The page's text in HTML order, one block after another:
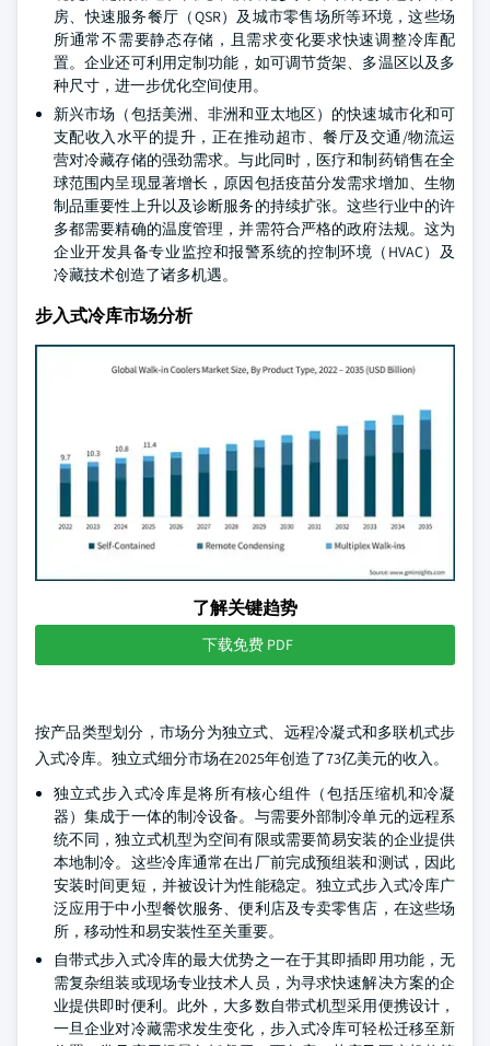
房、快速服务餐厅（QSR）及城市零售场所等环境，这些场
所通常不需要静态存储，且需求变化要求快速调整冷库配
置。企业还可利用定制功能，如可调节货架、多温区以及多
种尺寸，进一步优化空间使用。
新兴市场（包括美洲、非洲和亚太地区）的快速城市化和可
支配收入水平的提升，正在推动超市、餐厅及交通/物流运
营对冷藏存储的强劲需求。与此同时，医疗和制药销售在全
球范围内呈现显著增长，原因包括疫苗分发需求增加、生物
制品重要性上升以及诊断服务的持续扩张。这些行业中的许
多都需要精确的温度管理，并需符合严格的政府法规。这为
企业开发具备专业监控和报警系统的控制环境（HVAC）及
冷藏技术创造了诸多机遇。
步入式冷库市场分析
了解关键趋势
下载免费 PDF
按产品类型划分，市场分为独立式、远程冷凝式和多联机式步
入式冷库。独立式细分市场在2025年创造了73亿美元的收入。
独立式步入式冷库是将所有核心组件（包括压缩机和冷凝
器）集成于一体的制冷设备。与需要外部制冷单元的远程系
统不同，独立式机型为空间有限或需要简易安装的企业提供
本地制冷。这些冷库通常在出厂前完成预组装和测试，因此
安装时间更短，并被设计为性能稳定。独立式步入式冷库广
泛应用于中小型餐饮服务、便利店及专卖零售店，在这些场
所，移动性和易安装性至关重要。
自带式步入式冷库的最大优势之一在于其即插即用功能，无
需复杂组装或现场专业技术人员，为寻求快速解决方案的企
业提供即时便利。此外，大多数自带式机型采用便携设计，
一旦企业对冷藏需求发生变化，步入式冷库可轻松迁移至新